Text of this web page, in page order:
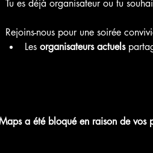
Tu es déjà organisateur ou tu
Rejoins-nous pour une soirée
Les organisateurs actuels
a été bloqué en raison de vos